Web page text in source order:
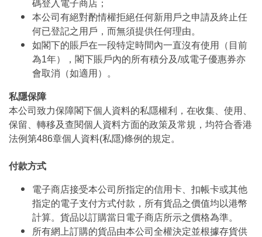
碼登入電子商店；
本公司有絕對酌情權拒絕任何新用戶之申請及終止任
何已登記之用戶，而無須提供任何理由。
如閣下的賬戶在一段特定時間內一直沒有使用（目前
為1年），閣下賬戶內的所有積分及/或電子優惠券亦
會取消（如適用）。
私隱保障
本公司致力保障閣下個人資料的私隱權利，在收集、使用、
保留、轉移及查閱個人資料方面的政策及常規，均符合香港
法例第486章個人資料(私隱)條例的規定。
付款方式
電子商店接受本公司所指定的信用卡、扣帳卡或其他
指定的電子支付方式付款，所有貨品之價值均以港幣
計算。貨品以訂購當日電子商店所示之價格為準。
所有網上訂購的貨品由本公司全權決定並根據存貨供